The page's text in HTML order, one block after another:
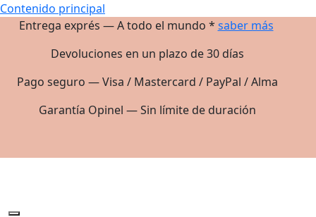
Contenido principal
Entrega exprés — A todo el mundo * saber más
Devoluciones en un plazo de 30 días
Pago seguro — Visa / Mastercard / PayPal / Alma
Garantía Opinel — Sin límite de duración